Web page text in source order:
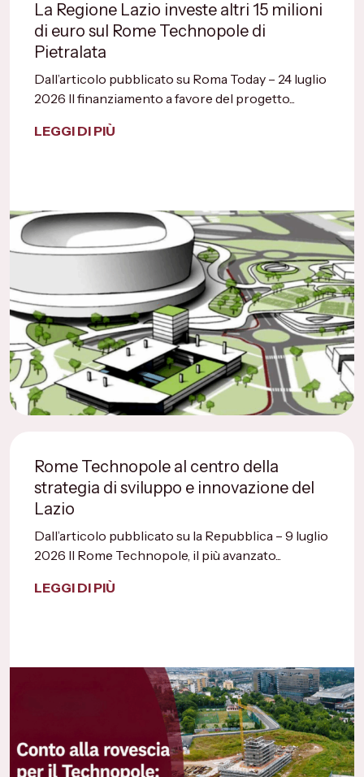
La Regione Lazio investe altri 15 milioni
di euro sul Rome Technopole di
Pietralata
Dall’articolo pubblicato su Roma Today – 24 luglio
2026 Il finanziamento a favore del progetto...
LEGGI DI PIÙ
Rome Technopole al centro della
strategia di sviluppo e innovazione del
Lazio
Dall’articolo pubblicato su la Repubblica – 9 luglio
2026 Il Rome Technopole, il più avanzato...
LEGGI DI PIÙ